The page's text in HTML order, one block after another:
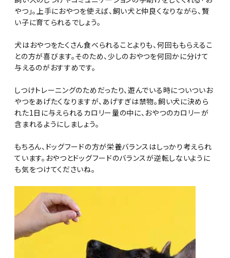
やつ」。上手におやつを使えば、飼い犬と仲良くなりながら、賢
い子に育てられるでしょう。
犬はおやつをたくさん食べられることよりも、何回ももらえるこ
との方が喜びます。そのため、少しのおやつを何回かに分けて
与えるのがおすすめです。
しつけトレーニングのためだったり、遊んでいる時についついお
やつをあげたくなりますが、あげすぎは禁物。飼い犬に決めら
れた1日に与えられるカロリー量の中に、おやつのカロリーが
含まれるようにしましょう。
もちろん、ドッグフードの方が栄養バランスはしっかり考えられ
ています。おやつとドッグフードのバランスが逆転しないように
も気をつけてくださいね。